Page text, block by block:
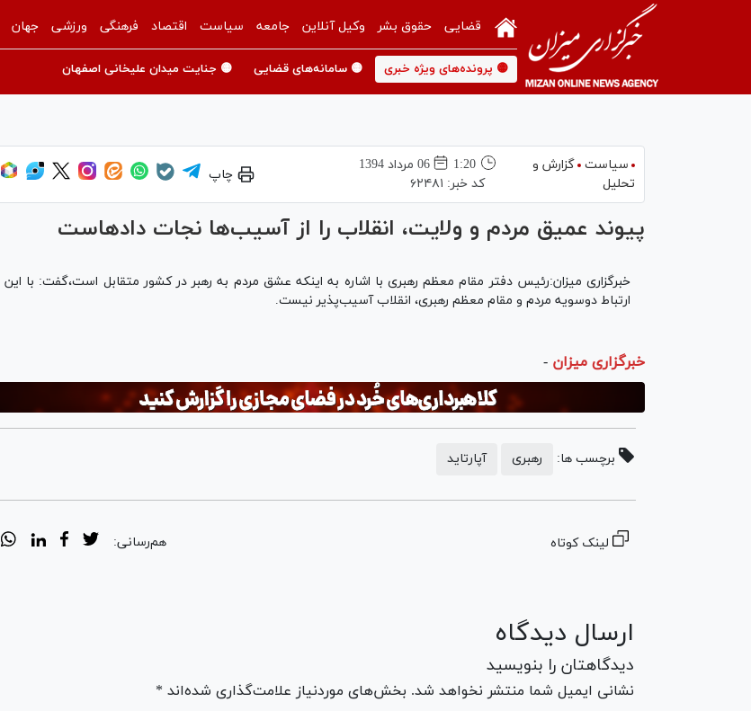
قضایی حقوق بشر وکیل آنلاین جامعه سیاست اقتصاد فرهنگی ورزشی جهان
🟡 پرونده‌های ویژه خبری 🟡 سامانه‌های قضایی 🟡 جنایت میدان علیخانی اصفهان
سیاست گزارش و
تحلیل
1:20
06 مرداد 1394
کد خبر: ۶۲۴۸۱
چاپ
پیوند عمیق مردم و ولایت، انقلاب را از آسیب‌ها نجات دادهاست
خبرگزاری میزان:رئیس دفتر مقام معظم رهبری با اشاره به اینکه عشق مردم به رهبر در کشور متقابل است،گفت: با این
ارتباط دوسویه مردم و مقام معظم رهبری، انقلاب آسیب‌پذیر نیست.
خبرگزاری میزان -
برچسب ها: رهبری آپارتاید
لینک کوتاه هم‌رسانی:
ارسال دیدگاه
دیدگاهتان را بنویسید
نشانی ایمیل شما منتشر نخواهد شد. بخش‌های موردنیاز علامت‌گذاری شده‌اند *